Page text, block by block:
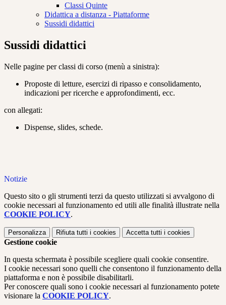
Classi Quinte
Didattica a distanza - Piattaforme
Sussidi didattici
Sussidi didattici
Nelle pagine per classi di corso (menù a sinistra):
Proposte di letture, esercizi di ripasso e consolidamento,
indicazioni per ricerche e approfondimenti, ecc.
con allegati:
Dispense, slides, schede.
Notizie
Questo sito o gli strumenti terzi da questo utilizzati si avvalgono di
cookie necessari al funzionamento ed utili alle finalità illustrate nella
COOKIE POLICY.
Personalizza Rifiuta tutti i cookies Accetta tutti i cookies
Gestione cookie
In questa schermata è possibile scegliere quali cookie consentire.
I cookie necessari sono quelli che consentono il funzionamento della
piattaforma e non è possibile disabilitarli.
Per conoscere quali sono i cookie necessari al funzionamento potete
visionare la COOKIE POLICY.